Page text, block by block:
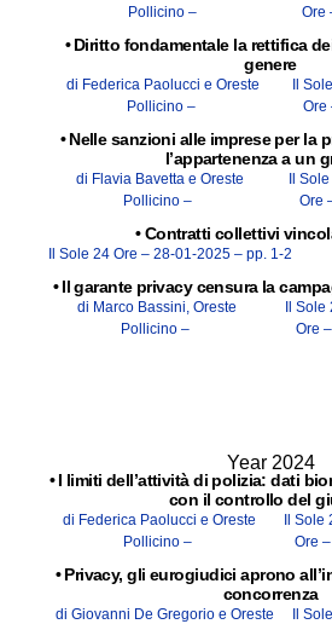
Pollicino –
Ore
• Diritto fondamentale la rettifica
genere
di Federica Paolucci e Oreste
Pollicino –
Il
Ore
• Nelle sanzioni alle imprese per la
l’appartenenza a un
di Flavia Bavetta e Oreste
Pollicino –
Il
Ore
•Contratti collettivi
Il Sole 24 Ore – 28-01-2025 – pp. 1-2
• Il garante privacy censura la
di Marco Bassini, Oreste
Pollicino –
Il Sole
Ore –
Year 2024
• I limiti dell’attività di polizia: dati
con il controllo del
di Federica Paolucci e Oreste
Pollicino –
Il Sole
Ore –
• Privacy, gli eurogiudici aprono
concorrenza
di Giovanni De Gregorio e Oreste
Il